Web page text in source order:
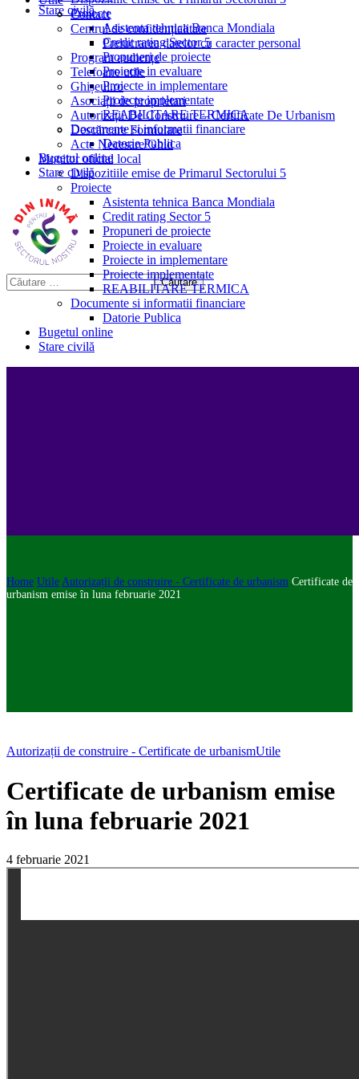
Stare civilă
Proiecte
Asistenta tehnica Banca Mondiala
Credit rating Sector 5
Propuneri de proiecte
Proiecte in evaluare
Proiecte in implementare
Proiecte implementate
REABILITARE TERMICA
Documente si informatii financiare
Datorie Publica
Bugetul online
Stare civilă
Contact
Centrul de confidențialitate
Prelucrarea datelor cu caracter personal
Program audiențe
Telefoane utile
Ghișeul.ro
Asociații de proprietari
Autorizații De Construire – Certificate De Urbanism
Descărcare Formulare
Acte Necesare/Ghid
Monitor oficial local
Dispozitiile emise de Primarul Sectorului 5
Proiecte
Asistenta tehnica Banca Mondiala
Credit rating Sector 5
Propuneri de proiecte
Proiecte in evaluare
Proiecte in implementare
Proiecte implementate
REABILITARE TERMICA
Documente si informatii financiare
Datorie Publica
Bugetul online
Stare civilă
Home Utile Autorizații de construire - Certificate de urbanism Certificate de
urbanism emise în luna februarie 2021
Autorizații de construire - Certificate de urbanismUtile
Certificate de urbanism emise
în luna februarie 2021
4 februarie 2021